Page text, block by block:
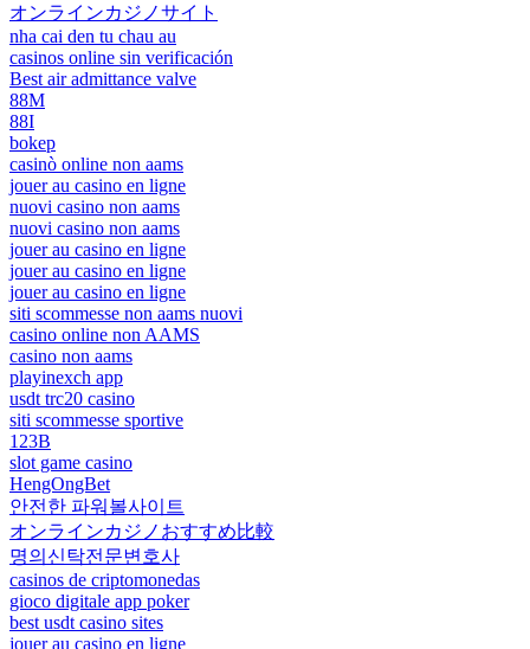
オンラインカジノサイト
nha cai den tu chau au
casinos online sin verificación
Best air admittance valve
88M
88I
bokep
casinò online non aams
jouer au casino en ligne
nuovi casino non aams
nuovi casino non aams
jouer au casino en ligne
jouer au casino en ligne
jouer au casino en ligne
siti scommesse non aams nuovi
casino online non AAMS
casino non aams
playinexch app
usdt trc20 casino
siti scommesse sportive
123B
slot game casino
HengOngBet
안전한 파워볼사이트
オンラインカジノおすすめ比較
명의신탁전문변호사
casinos de criptomonedas
gioco digitale app poker
best usdt casino sites
jouer au casino en ligne